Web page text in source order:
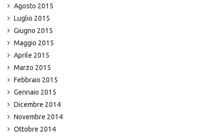
Agosto 2015
Luglio 2015
Giugno 2015
Maggio 2015
Aprile 2015
Marzo 2015
Febbraio 2015
Gennaio 2015
Dicembre 2014
Novembre 2014
Ottobre 2014